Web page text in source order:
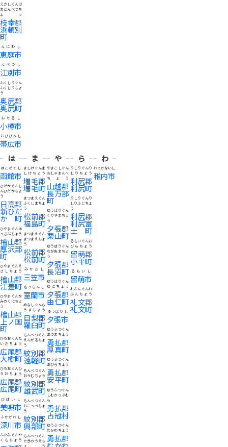
枝幸郡
浜頓別
町
えさしぐんは
まとんべつち
ょう
恵庭市
えにわし
江別市
えべつし
奥尻郡
奥尻町
おくしりぐん
おくしりちょ
う
小樽市
おたるし
帯広市
おびひろし
は
函館市
はこだてし
日高郡
新ひだ
か町
ひだかぐんし
んひだかちょ
う
檜山郡
厚沢部
町
ひやまぐんあ
っさぶちょう
檜山郡
江差町
ひやまぐんえ
さしちょう
檜山郡
上ノ国
町
ひやまぐんか
みのくにちょ
う
広尾郡
大樹町
ひろおぐんた
いきちょう
広尾郡
広尾町
ひろおぐんひ
ろおちょう
美唄市
びばいし
深川市
ふかがわし
ふたみぐんや
くもちょう
ま
増毛郡
増毛町
ましけぐんま
しけちょう
松前郡
福島町
まつまえぐん
ふくしまちょ
う
松前郡
松前町
まつまえぐん
まつまえちょ
う
三笠市
みかさし
室蘭市
むろらんし
目梨郡
羅臼町
めなしぐんら
うすちょう
紋別郡
遠軽町
もんべつぐん
えんがるちょ
う
紋別郡
雄武町
もんべつぐん
おうむちょう
紋別郡
興部町
もんべつぐん
おこっぺちょ
う
もんべつぐん
たきのうえち
ょう
や
山越郡
長万部
町
やまこしぐん
おしゃまんべ
ちょう
夕張郡
栗山町
ゆうばりぐん
くりやまちょ
う
夕張郡
長沼町
ゆうばりぐん
ながぬまちょ
う
夕張郡
由仁町
ゆうばりぐん
ゆにちょう
夕張市
ゆうばりし
勇払郡
厚真町
ゆうふつぐん
あつまちょう
勇払郡
安平町
ゆうふつぐん
あびらちょう
勇払郡
占冠村
ゆうふつぐん
しむかっぷむ
ら
勇払郡
ゆうふつぐん
むかわちょう
ら
利尻郡
利尻町
りしりぐんり
しりちょう
利尻郡
利尻富
士町
りしりぐんり
しりふじちょ
う
留萌郡
小平町
るもいぐんお
びらちょう
留萌市
るもいし
礼文郡
礼文町
れぶんぐんれ
ぶんちょう
わ
稚内市
わっかないし